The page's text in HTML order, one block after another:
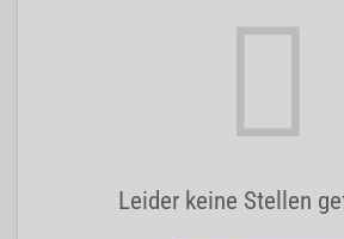
Leider keine Stellen